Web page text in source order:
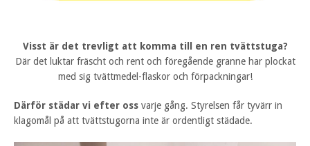
Visst är det trevligt att komma till en ren tvättstuga?
Där det luktar fräscht och rent och föregående granne har plockat
med sig tvättmedel-flaskor och förpackningar!
Därför städar vi efter oss varje gång. Styrelsen får tyvärr in
klagomål på att tvättstugorna inte är ordentligt städade.